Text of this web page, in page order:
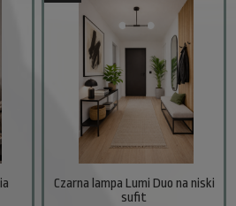
Czarna lampa Lumi Duo na niski
sufit